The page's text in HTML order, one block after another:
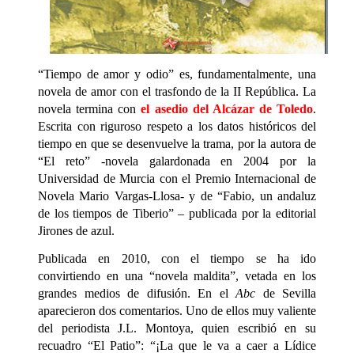
“Tiempo de amor y odio” es, fundamentalmente, una
novela de amor con el trasfondo de la II República. La
novela termina conel asedio del Alcázar de Toledo.
Escrita con riguroso respeto a los datos históricos del
tiempo en que se desenvuelve la trama, por la autora de
“El reto” -novela galardonada en 2004 por la
Universidad de Murcia con el Premio Internacional de
Novela Mario Vargas-Llosa- y de “Fabio, un andaluz
de los tiempos de Tiberio” – publicada por la editorial
Jirones de azul.
Publicada en 2010, con el tiempo se ha ido
convirtiendo en una “novela maldita”, vetada en los
grandes medios de difusión. En el Abc de Sevilla
aparecieron dos comentarios. Uno de ellos muy valiente
del periodista J.L. Montoya, quien escribió en su
recuadro “El Patio”: “¡La que le va a caer a Lídice